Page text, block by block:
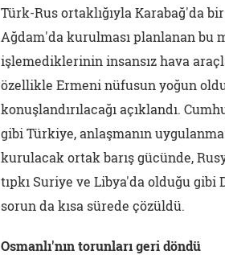
Türk-Rus ortaklığıyla Karabağ'da
Ağdam'da kurulması planlanan bu
işlemediklerinin insansız hava
özellikle Ermeni nüfusun yoğun
konuşlandırılacağı açıklandı.
gibi Türkiye, anlaşmanın
kurulacak ortak barış gücünde,
tıpkı Suriye ve Libya'da olduğu gibi
sorun da kısa sürede çözüldü.
Osmanlı'nın torunları geri döndü